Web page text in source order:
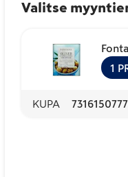
Valitse
1
KUPA